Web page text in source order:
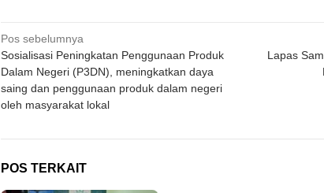
Navigasi
pos
Pos sebelumnya
Sosialisasi Peningkatan Penggunaan Produk
Dalam Negeri (P3DN), meningkatkan daya
saing dan penggunaan produk dalam negeri
oleh masyarakat lokal
Lapas
POS TERKAIT